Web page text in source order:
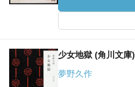
少女地獄 (角川文庫)
夢野久作